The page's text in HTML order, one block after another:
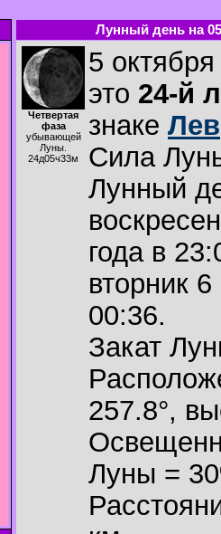
Лунный день на
Четвертая
фаза
убывающей
Луны.
24д05ч33м
5
это 24-й
знаке Лев
Сила
Лунный
года в
вторник
00:36.
Закат
257.8°,
Луны =